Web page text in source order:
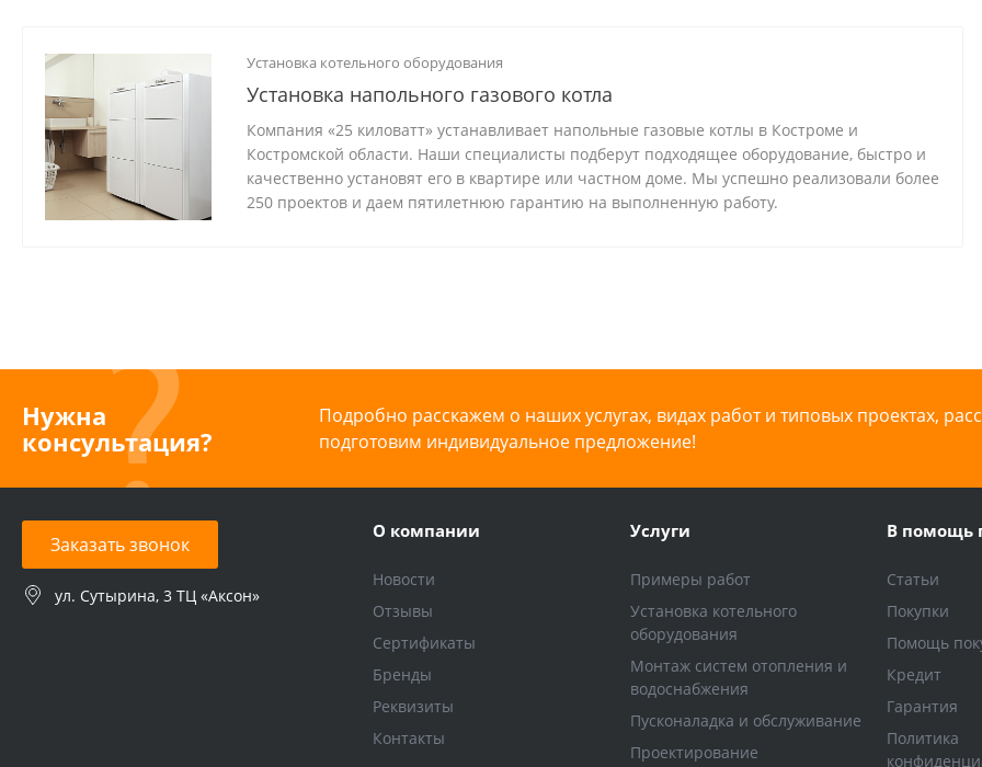
Установка котельного оборудования
Установка напольного газового котла
Компания «25 киловатт» устанавливает напольные газовые котлы в Костроме и
Костромской области. Наши специалисты подберут подходящее оборудование, быстро и
качественно установят его в квартире или частном доме. Мы успешно реализовали более
250 проектов и даем пятилетнюю гарантию на выполненную работу.
Нужна
консультация?
Подробно расскажем о наших услугах, видах работ и типовых проектах,
подготовим индивидуальное предложение!
Заказать звонок
ул. Сутырина, 3 ТЦ «Аксон»
О компании
Новости
Отзывы
Сертификаты
Бренды
Реквизиты
Контакты
Услуги
Примеры работ
Установка котельного
оборудования
Монтаж систем отопления и
водоснабжения
Пусконаладка и обслуживание
Проектирование
В помощь
Статьи
Покупки
Помощь
Кредит
Гарантия
Политика